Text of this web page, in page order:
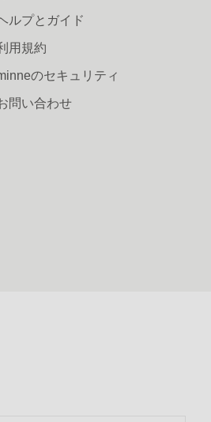
ルプとガイド
用規約
のセキュリティ
問い合わせ